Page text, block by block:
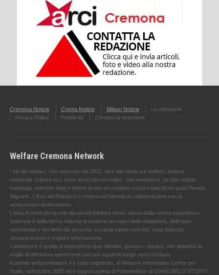
Cremona Notizie Crema Notizie Milano Notizie
La redazione
Privacy Policy
Pubblicità Contatta la redazione
Welfare Cremona Network
I siti del welfare, che nascono nel 2002, oltre alle news sul welfare, politica ,
sindacale ,cultura ecc. sono arricchiti con video, una mediateca, da foto notizie,
sondaggi, petizioni, blog e lettere al sito ed ospitano sezioni specifiche quali Pianeta
Migranti , L'Eco del Popolo e Cremona nel Mondo in collaborazione con le
associazioni di riferimento.
L'idea di costruire la rete dei portali Welfare News nasce dalla nostra esperienza
concreta e dalla ferma volontà di credere nei valori della solidarietà, delle pari
opportunità e dei diritti alla persona, sui quali siamo convinti, vada fatta più
comunicazione e migliore informazione.
L'ambizione è quella di intercettare quei cittadini, giovani o anziani, che abbiamo la
voglia di affrontare questi temi con uno sguardo lungo verso il futuro.
Il portale welfarenetwork.it è stato registrato, al Network Information Center per
l'Italia, nell’ottobre 2005 ed è oggi proprietà di Puntowelfare di GIANCARLO STORTI